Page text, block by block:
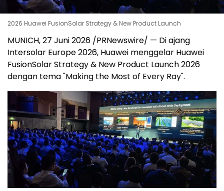
2026 Huawei FusionSolar Strategy & New Product Launch
MUNICH, 27 Juni 2026 /PRNewswire/ — Di ajang
Intersolar Europe 2026, Huawei menggelar Huawei
FusionSolar Strategy & New Product Launch 2026
dengan tema "Making the Most of Every Ray".